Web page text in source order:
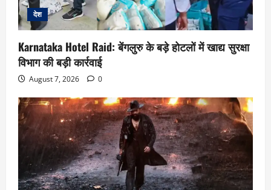
देश
Karnataka Hotel Raid: बेंगलुरु के बड़े होटलों में खाद्य सुरक्षा
विभाग की बड़ी कार्रवाई
August 7, 2026 0